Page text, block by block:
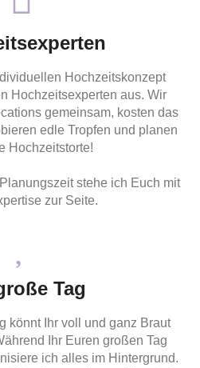
Hochzeitskonzept
Hochzeitsexperten aus. Wir
gemeinsam, kosten das
edle Tropfen und planen
Hochzeitstorte!
stehe ich Euch mit
zur Seite.
Tag
könnt Ihr voll und ganz Braut
Ihr Euren großen Tag
ich alles im Hintergrund.